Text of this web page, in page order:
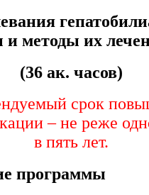
и социальная
и служащих
История и археология
и методы их
(36 ак. часов)
срок
– не реже
в пять лет.
программы